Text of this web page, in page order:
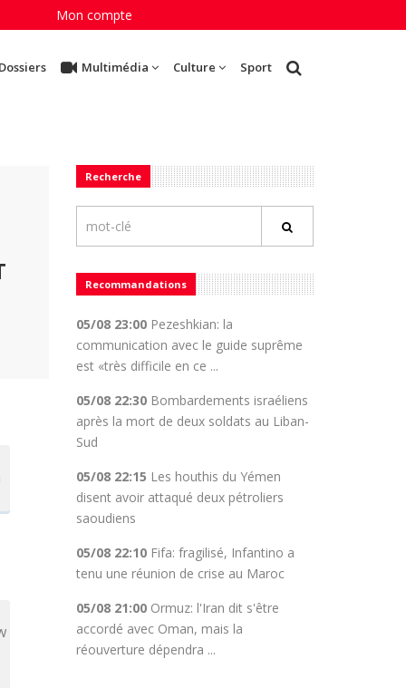
Mon compte
Multimédia Culture Sport
Recherche
Recommandations
05/08 23:00Pezeshkian: la
communication avec le guide suprême
est «très difficile en ce ...
05/08 22:30Bombardements israéliens
après la mort de deux soldats au Liban-
Sud
05/08 22:15 Les houthis du Yémen
disent avoir attaqué deux pétroliers
saoudiens
05/08 22:10Fifa: fragilisé, Infantino a
tenu une réunion de crise au Maroc
05/08 21:00Ormuz: l'Iran dit s'être
accordé avec Oman, mais la
réouverture dépendra ...